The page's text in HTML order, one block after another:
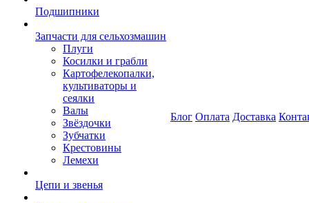
Подшипники
Запчасти для сельхозмашин
Плуги
Косилки и грабли
Картофелекопалки,
культиваторы и
сеялки
Валы
Звёздочки
Зубчатки
Крестовины
Лемехи
Цепи и звенья
Блог Оплата Доставка